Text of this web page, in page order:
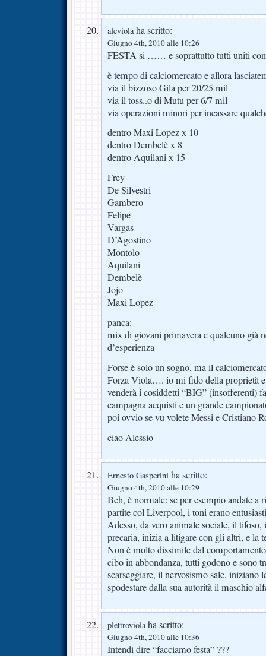
aleviolaha scritto:
Giugno 4th, 2010 alle 10:26
FESTA si …… e soprattutto tutti uniti
è tempo di calciomercato e allora
via il bizzoso Gila per 20/25 mil
via il toss..o di Mutu per 6/7 mil
via operazioni minori per incassare
dentro Maxi Lopez x 10
dentro Dembelè x 8
dentro Aquilani x 15
Frey
De Silvestri
Gambero
Felipe
Vargas
D’Agostino
Montolo
Aquilani
Dembelè
Jojo
Maxi Lopez
panca:
mix di giovani primavera e qualcuno già
d’esperienza
Forse è solo un sogno, ma il
Forza Viola…. io mi fido della proprietà e
venderà i cosiddetti “BIG” (insofferenti)
campagna acquisti e un grande
poi ovvio se vu volete Messi e Cristiano
ciao Alessio
Ernesto Gasperini ha scritto:
Giugno 4th, 2010 alle 10:29
Beh, è normale: se per esempio andate a
partite col Liverpool, i toni erano
Adesso, da vero animale sociale, il tifoso,
precaria, inizia a litigare con gli altri, e la
Non è molto dissimile dal
cibo in abbondanza, tutti godono e sono
scarseggiare, il nervosismo sale, iniziano
spodestare dalla sua autorità il maschio
plettroviolaha scritto:
Giugno 4th, 2010 alle 10:36
Intendi dire “facciamo festa” ???